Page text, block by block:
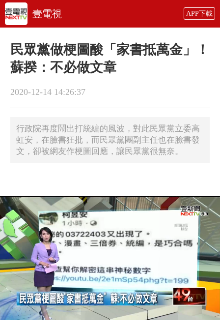
壹電視 APP下載
民眾黨做梗圖酸「家書抵萬金」！
蘇揆：不必做文章
2020-12-14 14:26:37
行政院再度鬧出打統編的風波，對此民眾黨立委高
虹安，在臉書狂批，而民眾黨團副主任也在臉書發
文，卻被網友作梗圖回應，讓民眾黨很無奈。